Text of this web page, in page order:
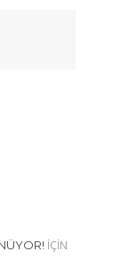
IÇIN